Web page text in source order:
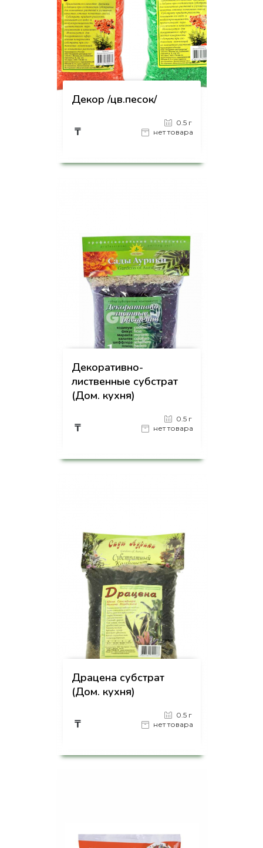
Декор /цв.песок/
₸
0.5 г
нет товара
Декоративно-
лиственные субстрат
(Дом. кухня)
₸
0.5 г
нет товара
Драцена субстрат
(Дом. кухня)
₸
0.5 г
нет товара